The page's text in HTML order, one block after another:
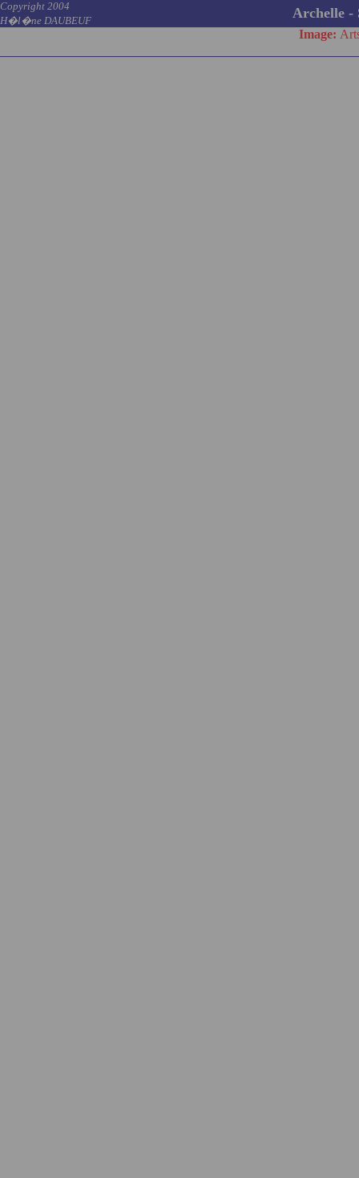
Copyright 2004
H�l�ne DAUBEUF
Archelle -
Image: